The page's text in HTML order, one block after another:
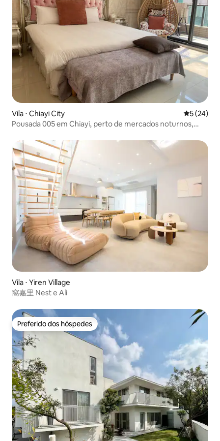
Vila ⋅ Chiayi City 5 de uma
5 (24)
Pousada 005 em Chiayi, perto de mercados noturnos,
metros quadrados
Vila ⋅ Yiren Village
窩嘉里 Nest e Ali
Preferido dos hóspedes
Preferido dos hóspedes